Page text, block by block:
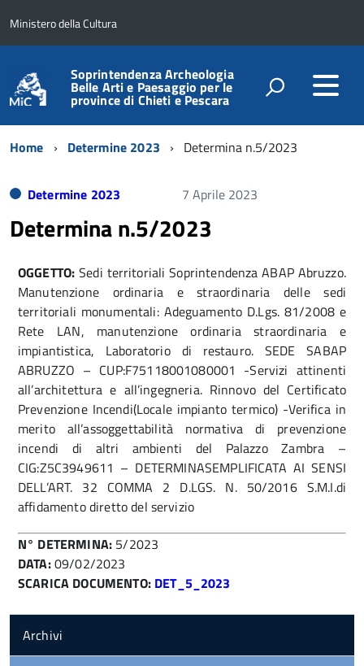
Ministero della Cultura
Soprintendenza Archeologia
Belle Arti e Paesaggio per le
province di Chieti e Pescara
Home Determine 2023 Determina n.5/2023
Determine 2023 7 Aprile 2023
Determina n.5/2023
OGGETTO:Sedi territoriali Soprintendenza ABAP Abruzzo.
Manutenzione ordinaria e straordinaria delle sedi
territoriali monumentali: Adeguamento D.Lgs. 81/2008 e
Rete LAN, manutenzione ordinaria straordinaria e
impiantistica, Laboratorio di restauro. SEDE SABAP
ABRUZZO – CUP:F75118001080001 -Servizi attinenti
all’architettura e all’ingegneria. Rinnovo del Certificato
Prevenzione Incendi(Locale impianto termico) -Verifica in
merito all’assoggettabilità normativa di prevenzione
incendi di altri ambienti del Palazzo Zambra –
CIG:Z5C3949611 – DETERMINASEMPLIFICATA AI SENSI
DELL’ART. 32 COMMA 2 D.LGS. N. 50/2016 S.M.I.di
affidamento diretto del servizio
N° DETERMINA: 5/2023
DATA:09/02/2023
SCARICA DOCUMENTO: DET_5_2023
Archivi